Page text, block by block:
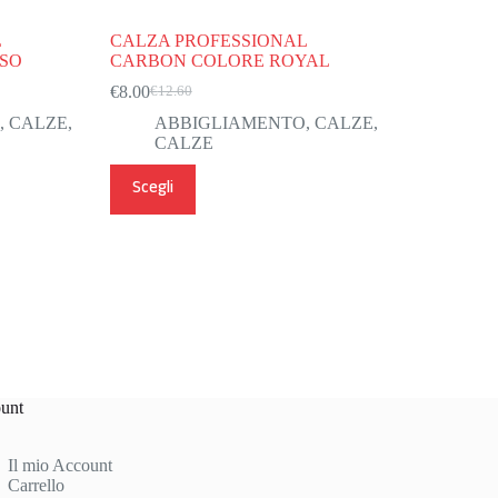
, CALZE,
CALZA PROFESSIONAL
CARBON COLORE ROYAL
€12.60
Il
prezzo
originale
€12.60.
€8.00Il
prezzo
attuale
€8.00.
ABBIGLIAMENTO, CALZE,
CALZE
Scegli
prodotto
ha
Il mio Account
Carrello